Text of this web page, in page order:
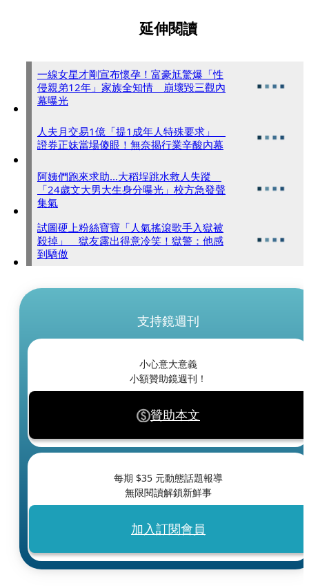
延伸閱讀
一線女星才剛宣布懷孕！富豪尪驚爆「性
侵親弟12年」家族全知情 崩壞毀三觀內
幕曝光
人夫月交易1億「提1成年人特殊要求」
證券正妹當場傻眼！無奈揭行業辛酸內幕
阿姨們跑來求助...大稻埕跳水救人失蹤
「24歲文大男大生身分曝光」校方急發聲
集氣
試圖硬上粉絲寶寶「人氣搖滾歌手入獄被
殺掉」 獄友露出得意冷笑！獄警：他感
到驕傲
支持鏡週刊
小心意大意義
小額贊助鏡週刊！
贊助本文
每期 $35 元動態話題報導
無限閱讀解鎖新鮮事
加入訂閱會員